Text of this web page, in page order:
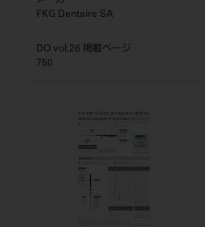
FKG Dentaire SA
DO vol.26 掲載ページ
750